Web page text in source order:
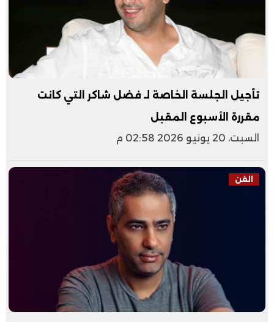
تأجيل الجلسة الخاصة لـ فضل شاكر التي كانت
مقررة الأسبوع المقبل
السبت، 20 يونيو 2026 02:58 م
الفن